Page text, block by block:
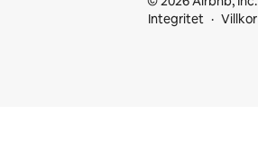
Integritet
Villkor